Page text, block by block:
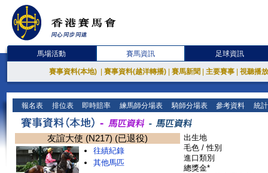
馬場活動 賽馬資訊 足球資訊
賽事資料(本地) 賽事資料(越洋轉播) 賽馬新聞 主要賽事 視聽播
報名表 排位表 即時賠率 練馬師分場表 騎師分場表 參考資料 統
友誼大使 (N217) (已退役)
往績紀錄
其他馬匹
出生地
毛色 / 性別
進口類別
總獎金*